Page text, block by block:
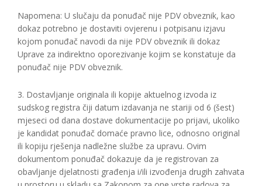
Napomena: U slučaju da ponuđač nije PDV obveznik, kao
dokaz potrebno je dostaviti ovjerenu i potpisanu izjavu
kojom ponuđač navodi da nije PDV obveznik ili dokaz
Uprave za indirektno oporezivanje kojim se konstatuje da
ponuđač nije PDV obveznik.
3. Dostavljanje originala ili kopije aktuelnog izvoda iz
sudskog registra čiji datum izdavanja ne stariji od 6 (šest)
mjeseci od dana dostave dokumentacije po prijavi, ukoliko
je kandidat ponuđač domaće pravno lice, odnosno original
ili kopiju rješenja nadležne službe za upravu. Ovim
dokumentom ponuđač dokazuje da je registrovan za
obavljanje djelatnosti građenja i/ili izvođenja drugih zahvata